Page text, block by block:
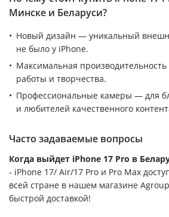
Минске и Беларуси?
Новый дизайн — уникальный
не было у iPhone.
Максимальная
работы и творчества.
Профессиональные камеры — для
и любителей качественного
Часто задаваемые вопросы
Когда выйдет iPhone 17 Pro в
- iPhone 17/ Air/17 Pro и Pro Max
всей стране в нашем магазине
быстрой доставкой!